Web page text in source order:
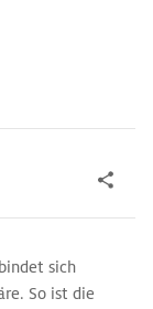
sich
So ist die